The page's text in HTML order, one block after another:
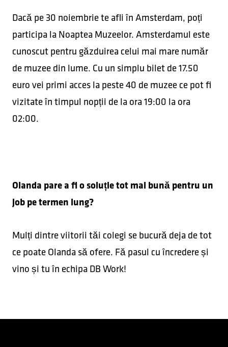
Dacă pe 30 noiembrie te afli în Amsterdam, poți
participa la Noaptea Muzeelor. Amsterdamul este
cunoscut pentru găzduirea celui mai mare număr
de muzee din lume. Cu un simplu bilet de 17.50
euro vei primi acces la peste 40 de muzee ce pot fi
vizitate în timpul nopții de la ora 19:00 la ora
02:00.
Olanda pare a fi o soluție tot mai bună pentru un
job pe termen lung?
Mulți dintre viitorii tăi colegi se bucură deja de tot
ce poate Olanda să ofere. Fă pasul cu încredere și
vino și tu în echipa DB Work!